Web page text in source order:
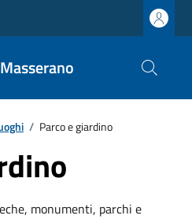
/ Parco e giardino
monumenti, parchi e